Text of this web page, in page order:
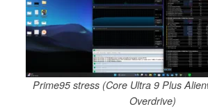
Prime95 stress (Core Ultra 9 Plus
Overdrive)